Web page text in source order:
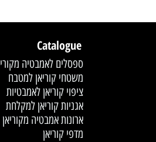
Catalogue
ספסלים לאמבטיה
משטחי קוריאן למטבח
ציפוי קוריאן לאמבטיות
אגניות קוריאן למקלחת
ארונות אמבטיה מקוריאן
מדפי קוריאן